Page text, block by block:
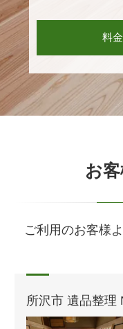
料
お
ご利用のお客様
所沢市 遺品整理